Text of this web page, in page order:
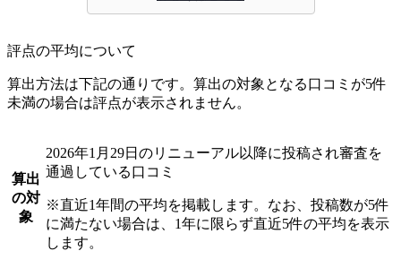
評点の平均について
算出方法は下記の通りです。算出の対象となる口コミが5件
未満の場合は評点が表示されません。
算出
の対
象
2026年1月29日のリニューアル以降に投稿され審査を
通過している口コミ
※直近1年間の平均を掲載します。なお、投稿数が5件
に満たない場合は、1年に限らず直近5件の平均を表示
します。